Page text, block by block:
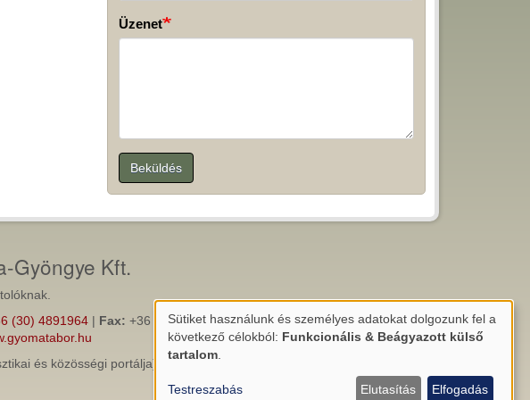
Üzenet
Beküldés
Gyöngye Kft.
(30) 4891964| Fax: +36 (66) 788478
és közösségi portálja)
Személyes
adatok
sütik
Sütiket használunk és személyes adatokat dolgozunk fel a
következő célokból: Funkcionális & Beágyazott külső
tartalom
Testreszabás Elutasítás Elfogadás